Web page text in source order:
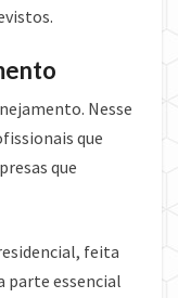
Nesse
que
que
feita
parte essencial